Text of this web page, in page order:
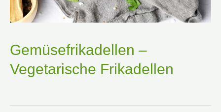
Gemüsefrikadellen –
Vegetarische Frikadellen